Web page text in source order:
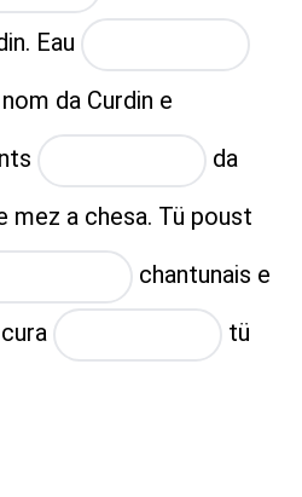
Eau
da Curdin e
da
mez a chesa. Tü poust
chantunais e
tü